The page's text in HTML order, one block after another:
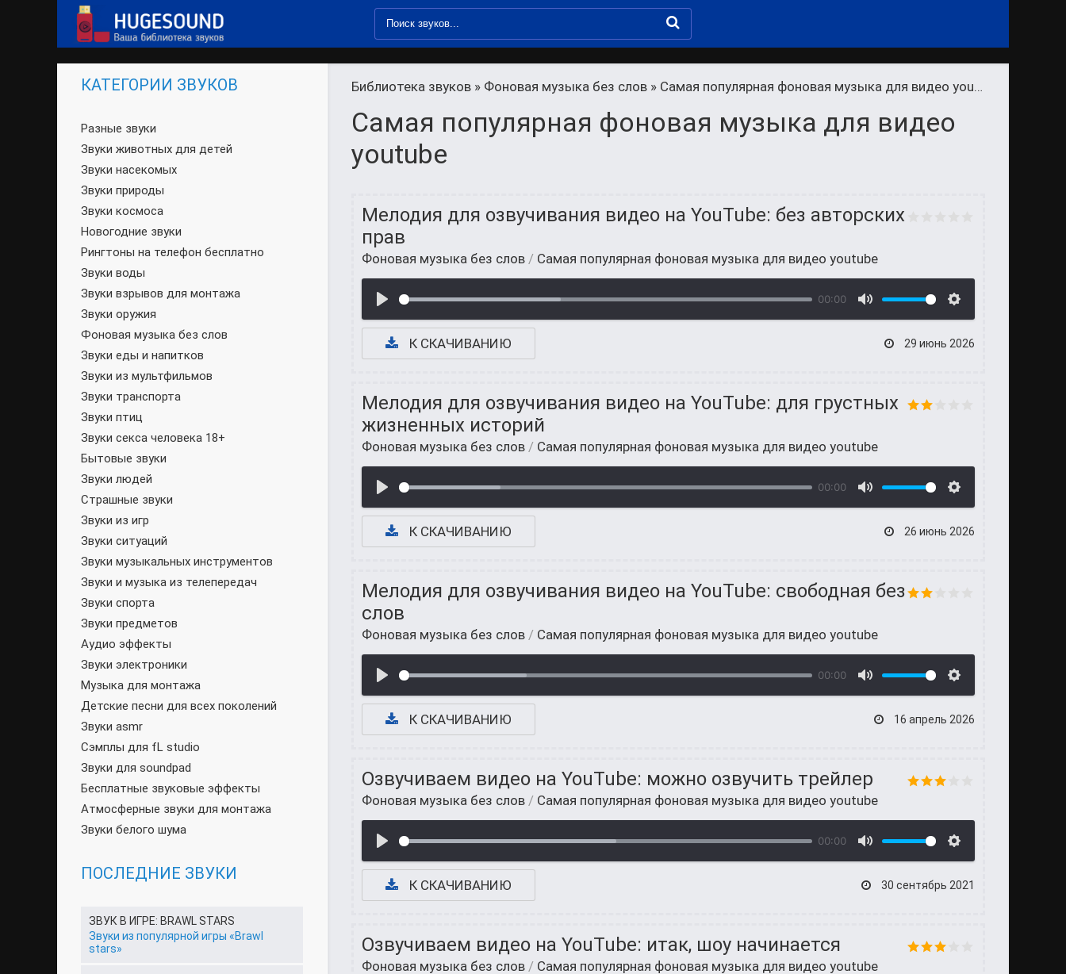
Библиотека звуков » Фоновая музыка без слов » Самая популярная фоновая музыка для видео youtube
Самая популярная фоновая музыка для видео
youtube
Мелодия для озвучивания видео на YouTube: без авторских
прав
Фоновая музыка без слов / Самая популярная фоновая музыка для видео youtube
00:00
К СКАЧИВАНИЮ 29 июнь 2026
Мелодия для озвучивания видео на YouTube: для грустных
жизненных историй
Фоновая музыка без слов / Самая популярная фоновая музыка для видео youtube
00:00
К СКАЧИВАНИЮ 26 июнь 2026
Мелодия для озвучивания видео на YouTube: свободная без
слов
Фоновая музыка без слов / Самая популярная фоновая музыка для видео youtube
00:00
К СКАЧИВАНИЮ 16 апрель 2026
Озвучиваем видео на YouTube: можно озвучить трейлер
Фоновая музыка без слов / Самая популярная фоновая музыка для видео youtube
00:00
К СКАЧИВАНИЮ 30 сентябрь 2021
Озвучиваем видео на YouTube: итак, шоу начинается
Фоновая музыка без слов / Самая популярная фоновая музыка для видео youtube
КАТЕГОРИИ ЗВУКОВ
Разные звуки
Звуки животных для детей
Звуки насекомых
Звуки природы
Звуки космоса
Новогодние звуки
Рингтоны на телефон бесплатно
Звуки воды
Звуки взрывов для монтажа
Звуки оружия
Фоновая музыка без слов
Звуки еды и напитков
Звуки из мультфильмов
Звуки транспорта
Звуки птиц
Звуки секса человека 18+
Бытовые звуки
Звуки людей
Страшные звуки
Звуки из игр
Звуки ситуаций
Звуки музыкальных инструментов
Звуки и музыка из телепередач
Звуки спорта
Звуки предметов
Аудио эффекты
Звуки электроники
Музыка для монтажа
Детские песни для всех поколений
Звуки asmr
Сэмплы для fL studio
Звуки для soundpad
Бесплатные звуковые эффекты
Атмосферные звуки для монтажа
Звуки белого шума
ПОСЛЕДНИЕ ЗВУКИ
ЗВУК В ИГРЕ: BRAWL STARS
Звуки из популярной игры «Brawl
stars»